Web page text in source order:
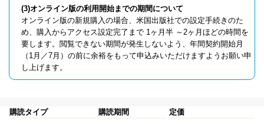
(3)オンライン版の利用開始までの期間について
オンライン版の新規購入の場合、米国出版社での設定手続きのた
め、購入からアクセス設定完了まで 1ヶ月半 ～2ヶ月ほどの時間を
要します。閲覧できない期間が発生しないよう、年間契約開始月
（1月／7月）の前に余裕をもって申込みいただけますようお願い申
し上げます。
購読タイプ 購読期間
定価